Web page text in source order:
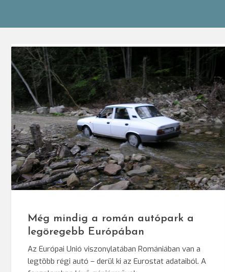
© Forró László/SRR
Még mindig a román autópark a
legöregebb Európában
Az Európai Unió viszonylatában Romániában van a
legtöbb régi autó – derül ki az Eurostat adataiból. A